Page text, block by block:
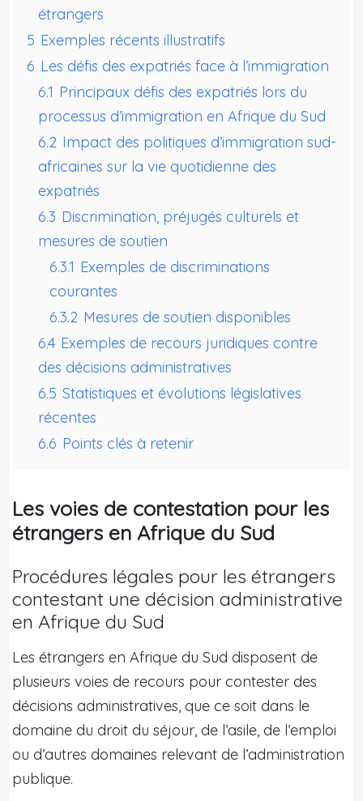
étrangers
5 Exemples récents illustratifs
6 Les défis des expatriés face à l’immigration
6.1 Principaux défis des expatriés lors du
processus d’immigration en Afrique du Sud
6.2 Impact des politiques d’immigration sud-
africaines sur la vie quotidienne des
expatriés
6.3 Discrimination, préjugés culturels et
mesures de soutien
6.3.1 Exemples de discriminations
courantes
6.3.2 Mesures de soutien disponibles
6.4 Exemples de recours juridiques contre
des décisions administratives
6.5 Statistiques et évolutions législatives
récentes
6.6 Points clés à retenir
Les voies de contestation pour les
étrangers en Afrique du Sud
Procédures légales pour les étrangers
contestant une décision administrative
en Afrique du Sud
Les étrangers en Afrique du Sud disposent de
plusieurs voies de recours pour contester des
décisions administratives, que ce soit dans le
domaine du droit du séjour, de l’asile, de l’emploi
ou d’autres domaines relevant de l’administration
publique.